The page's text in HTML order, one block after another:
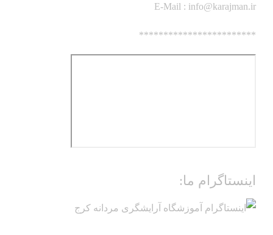
E-Mail : info@karajman.ir
************************
اینستاگرام ما: